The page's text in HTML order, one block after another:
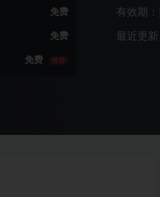
免费
免费
免费 推荐
有效期
最近更